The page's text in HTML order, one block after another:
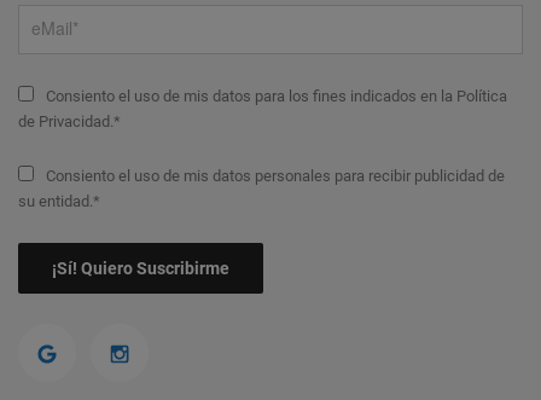
Consiento el uso de mis datos para los fines indicados en la Política
de Privacidad.*
Consiento el uso de mis datos personales para recibir publicidad de
su entidad.*